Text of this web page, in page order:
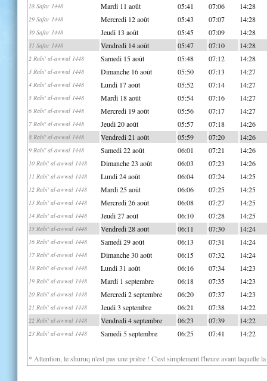
28 Safar 1448 Mardi 11 août 05:41 07:06 14:28
29 Safar 1448 Mercredi 12 août 05:43 07:07 14:28
30 Safar 1448 Jeudi 13 août 05:45 07:09 14:28
31 Safar 1448 Vendredi 14 août 05:47 07:10 14:28
2 Rabi' al-awwal 1448 Samedi 15 août 05:48 07:12 14:28
3 Rabi' al-awwal 1448 Dimanche 16 août 05:50 07:13 14:27
4 Rabi' al-awwal 1448 Lundi 17 août 05:52 07:14 14:27
5 Rabi' al-awwal 1448 Mardi 18 août 05:54 07:16 14:27
6 Rabi' al-awwal 1448 Mercredi 19 août 05:56 07:17 14:27
7 Rabi' al-awwal 1448 Jeudi 20 août 05:57 07:18 14:26
8 Rabi' al-awwal 1448 Vendredi 21 août 05:59 07:20 14:26
9 Rabi' al-awwal 1448 Samedi 22 août 06:01 07:21 14:26
10 Rabi' al-awwal 1448 Dimanche 23 août 06:03 07:23 14:26
11 Rabi' al-awwal 1448 Lundi 24 août 06:04 07:24 14:25
12 Rabi' al-awwal 1448 Mardi 25 août 06:06 07:25 14:25
13 Rabi' al-awwal 1448 Mercredi 26 août 06:08 07:27 14:25
14 Rabi' al-awwal 1448 Jeudi 27 août 06:10 07:28 14:25
15 Rabi' al-awwal 1448 Vendredi 28 août 06:11 07:30 14:24
16 Rabi' al-awwal 1448 Samedi 29 août 06:13 07:31 14:24
17 Rabi' al-awwal 1448 Dimanche 30 août 06:15 07:32 14:24
18 Rabi' al-awwal 1448 Lundi 31 août 06:16 07:34 14:23
19 Rabi' al-awwal 1448 Mardi 1 septembre 06:18 07:35 14:23
20 Rabi' al-awwal 1448 Mercredi 2 septembre 06:20 07:37 14:23
21 Rabi' al-awwal 1448 Jeudi 3 septembre 06:21 07:38 14:22
22 Rabi' al-awwal 1448 Vendredi 4 septembre 06:23 07:39 14:22
23 Rabi' al-awwal 1448 Samedi 5 septembre 06:25 07:41 14:22
* Attention, le shuruq n'est pas une prière ! C'est simplement l'heure avant laquelle